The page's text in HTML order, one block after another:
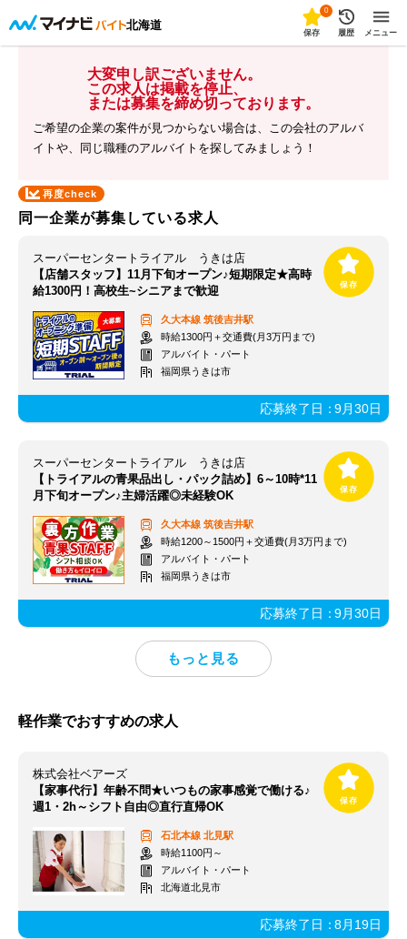
北海道
0
保存 履歴 メニュー
大変申し訳ございません。
この求人は掲載を停止、
または募集を締め切っております。
ご希望の企業の案件が見つからない場合は、この会社のアルバ
イトや、同じ職種のアルバイトを探してみましょう！
再度check
同一企業が募集している求人
スーパーセンタートライアル うきは店
【店舗スタッフ】11月下旬オープン♪短期限定★高時
給1300円！高校生~シニアまで歓迎
久大本線 筑後吉井駅
時給1300円＋交通費(月3万円まで)
アルバイト・パート
福岡県うきは市
応募終了日：9月30日
スーパーセンタートライアル うきは店
【トライアルの青果品出し・パック詰め】6～10時*11
月下旬オープン♪主婦活躍◎未経験OK
久大本線 筑後吉井駅
時給1200～1500円＋交通費(月3万円まで)
アルバイト・パート
福岡県うきは市
応募終了日：9月30日
軽作業でおすすめの求人
株式会社ベアーズ
【家事代行】年齢不問★いつもの家事感覚で働ける♪
週1・2h～シフト自由◎直行直帰OK
石北本線 北見駅
時給1100円～
アルバイト・パート
北海道北見市
応募終了日：8月19日